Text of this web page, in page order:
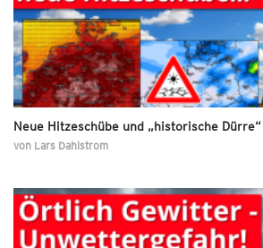
Neue Hitzeschübe und „historische Dürre“
von Lars Dahlstrom